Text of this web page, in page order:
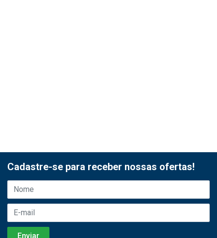
Cadastre-se para receber nossas ofertas!